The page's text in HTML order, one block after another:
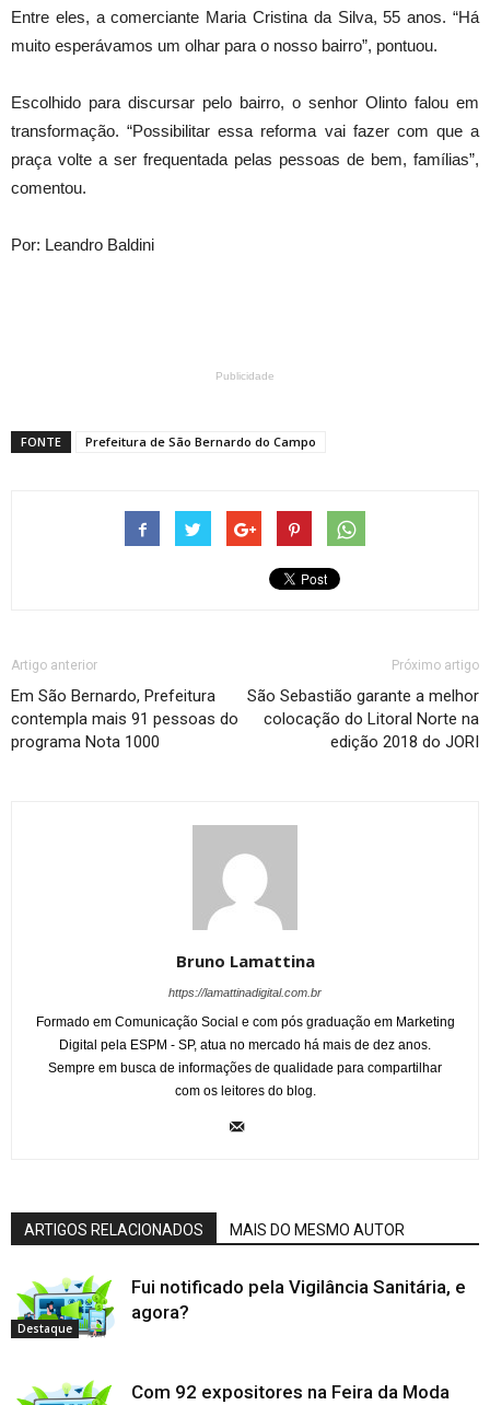
Entre eles, a comerciante Maria Cristina da Silva, 55 anos. “Há
muito esperávamos um olhar para o nosso bairro”, pontuou.
Escolhido para discursar pelo bairro, o senhor Olinto falou em
transformação. “Possibilitar essa reforma vai fazer com que a
praça volte a ser frequentada pelas pessoas de bem, famílias”,
comentou.
Por: Leandro Baldini
Publicidade
FONTE Prefeitura de São Bernardo do Campo
Artigo anterior
Em São Bernardo, Prefeitura
contempla mais 91 pessoas do
programa Nota 1000
Próximo artigo
São Sebastião garante a melhor
colocação do Litoral Norte na
edição 2018 do JORI
Bruno Lamattina
https://lamattinadigital.com.br
Formado em Comunicação Social e com pós graduação em Marketing
Digital pela ESPM - SP, atua no mercado há mais de dez anos.
Sempre em busca de informações de qualidade para compartilhar
com os leitores do blog.
ARTIGOS RELACIONADOS MAIS DO MESMO AUTOR
Destaque
Fui notificado pela Vigilância Sanitária, e
agora?
Com 92 expositores na Feira da Moda